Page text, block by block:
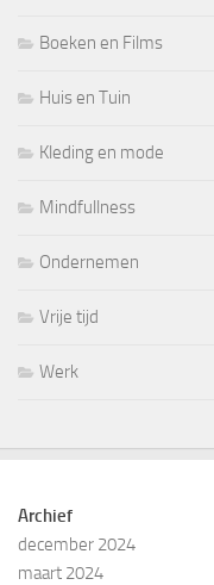
Boeken en Films
Huis en Tuin
Kleding en mode
Mindfullness
Ondernemen
Vrije tijd
Werk
Archief
december 2024
maart 2024